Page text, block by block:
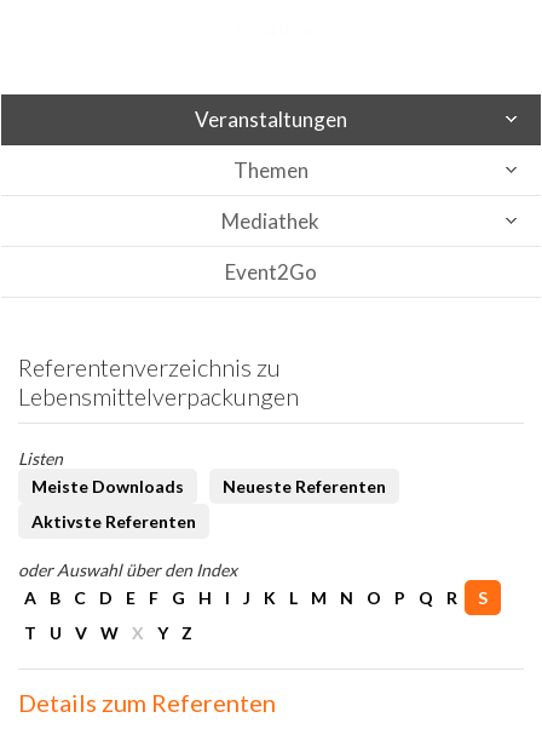
Veranstaltungen
Themen
Mediathek
Event2Go
Referentenverzeichnis zu
Lebensmittelverpackungen
Listen
Meiste Downloads
Neueste Referenten
Aktivste Referenten
oder Auswahl über den Index
A
B C D E F G H I J K L M N O P Q R
S
T
U V W X Y Z
Details zum Referenten